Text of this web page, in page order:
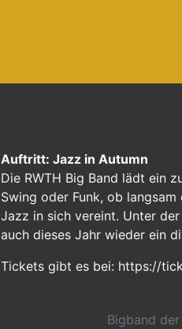
Auftritt: Jazz in Autumn
Die RWTH Big Band lädt ein
Swing oder Funk, ob
Jazz in sich vereint. Unter
auch dieses Jahr wieder ein
Tickets gibt es bei: https://
Bigband der